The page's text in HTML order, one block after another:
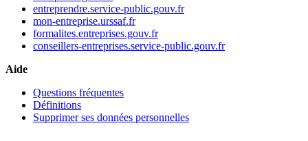
entreprendre.service-public.gouv.fr
mon-entreprise.urssaf.fr
formalites.entreprises.gouv.fr
conseillers-entreprises.service-public.gouv.fr
Aide
Questions fréquentes
Définitions
Supprimer ses données personnelles